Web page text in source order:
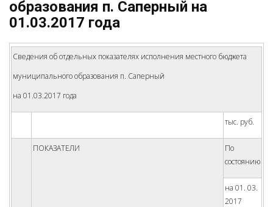
образования п. Саперный на
01.03.2017 года
Сведения об отдельных показателях исполнения местного бюджета
муниципального образования п. Саперный
на 01.03.2017 года
тыс. руб.
ПОКАЗАТЕЛИ
По
состоянию
на 01. 03.
2017